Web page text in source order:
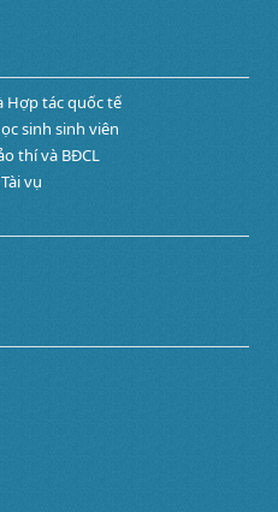
Hợp tác quốc tế
sinh sinh viên
thí và BĐCL
vụ